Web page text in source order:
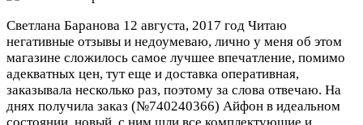
Светлана Баранова 12 августа, 2017 год Читаю
негативные отзывы и недоумеваю, лично у меня об этом
магазине сложилось самое лучшее впечатление, помимо
адекватных цен, тут еще и доставка оперативная,
заказывала несколько раз, поэтому за слова отвечаю. На
днях получила заказ (№740240366) Айфон в идеальном
состоянии, новый, с ним шли все комплектующие и